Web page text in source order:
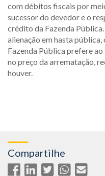
com débitos fiscais por
sucessor do devedor e o
crédito da Fazenda
alienação em hasta
Fazenda Pública prefere
no preço da arrematação,
houver.
Compartilhe